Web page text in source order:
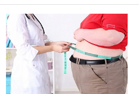
ЗДОРОВЫЙ ОБРАЗ ЖИЗНИ